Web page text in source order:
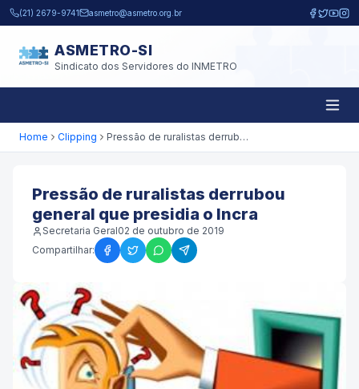
Pular para o conteúdo principal
(21) 2679-9741 asmetro@asmetro.org.br
ASMETRO-SI
Sindicato dos Servidores do INMETRO
Home Clipping Pressão de ruralistas derrubou general que presidia o Incra
Pressão de ruralistas derrubou
general que presidia o Incra
Secretaria Geral02 de outubro de 2019
Compartilhar: